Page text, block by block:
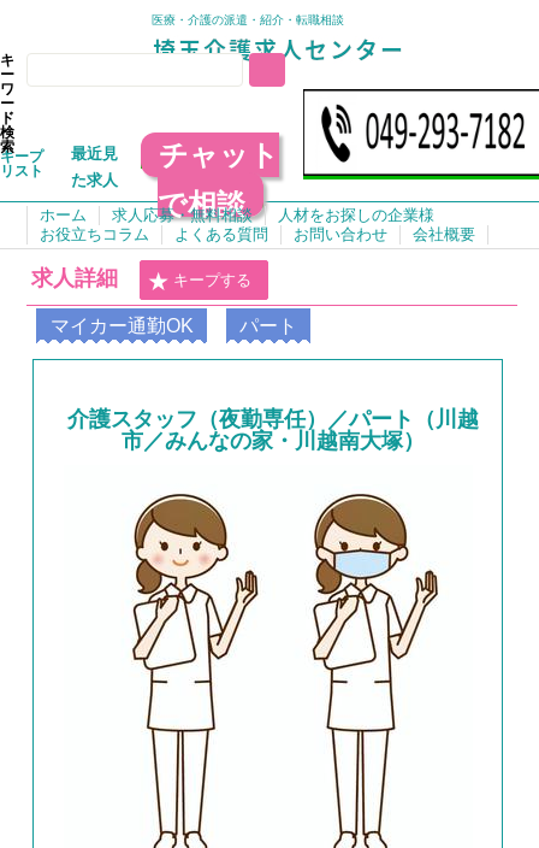
医療・介護の派遣・紹介・転職相談
キ
ー
ワ
ー
ド
検
索
キープ
リスト
最近見
た求人
チャット
で相談
ホーム 求人応募・無料相談
人材をお探しの企業様
お役立ちコラム
よくある質問 お問い合わせ 会社概要
求人詳細 キープする
マイカー通勤OK パート
介護スタッフ（夜勤専任）／パート（川越
市／みんなの家・川越南大塚）